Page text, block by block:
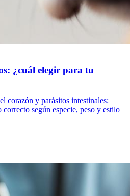
¿cuál elegir para tu
corazón y parásitos intestinales:
según especie, peso y estilo